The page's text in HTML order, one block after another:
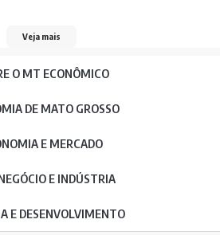
Veja mais
O MT ECONÔMICO
DE MATO GROSSO
E MERCADO
E INDÚSTRIA
E DESENVOLVIMENTO